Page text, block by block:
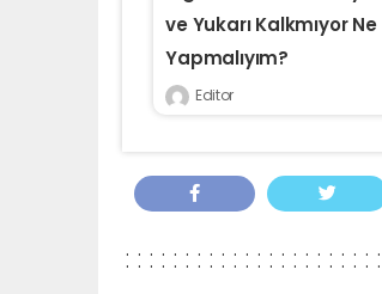
ve Yukarı Kalkmıyor Ne
Yapmalıyım?
Editor